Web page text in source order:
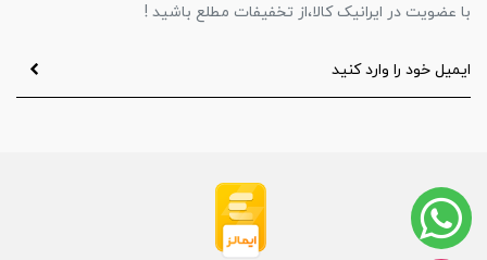
با عضویت در ایرانیک کالا،از تخفیفات مطلع باشید !